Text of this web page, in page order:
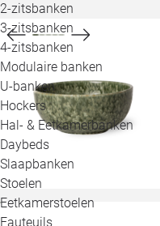
2-zitsbanken
3-zitsbanken
4-zitsbanken
Modulaire banken
U-banken
Hockers
Hal- & Eetkamerbanken
Daybeds
Slaapbanken
Stoelen
Eetkamerstoelen
Fauteuils